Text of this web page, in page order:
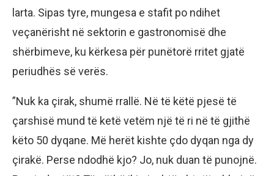
larta. Sipas tyre, mungesa e stafit po ndihet
veçanërisht në sektorin e gastronomisë dhe
shërbimeve, ku kërkesa për punëtorë rritet gjatë
periudhës së verës.
”Nuk ka çirak, shumë rrallë. Në të këtë pjesë të
çarshisë mund të ketë vetëm një të ri në të gjithë
këto 50 dyqane. Më herët kishte çdo dyqan nga dy
çirakë. Perse ndodhë kjo? Jo, nuk duan të punojnë.